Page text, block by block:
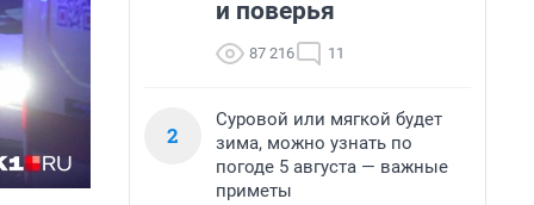
и поверья
87 216 11
2
Суровой или мягкой будет
зима, можно узнать по
погоде 5 августа — важные
приметы